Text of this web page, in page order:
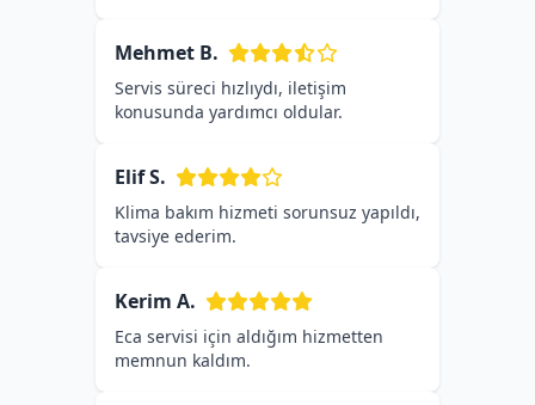
Mehmet B.
Servis süreci hızlıydı, iletişim
konusunda yardımcı oldular.
Elif S.
Klima bakım hizmeti sorunsuz yapıldı,
tavsiye ederim.
Kerim A.
Eca servisi için aldığım hizmetten
memnun kaldım.